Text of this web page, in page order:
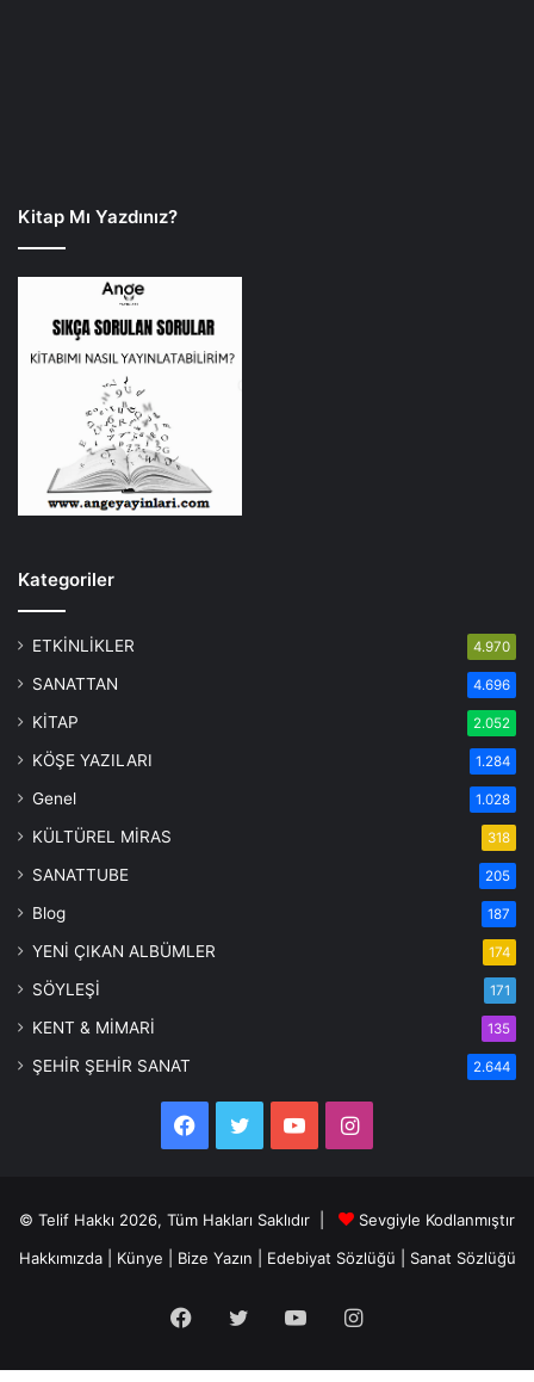
Kitap Mı Yazdınız?
Kategoriler
ETKİNLİKLER 4.970
SANATTAN 4.696
KİTAP 2.052
KÖŞE YAZILARI 1.284
Genel 1.028
KÜLTÜREL MİRAS 318
SANATTUBE 205
Blog 187
YENİ ÇIKAN ALBÜMLER 174
SÖYLEŞİ 171
KENT & MİMARİ 135
ŞEHİR ŞEHİR SANAT 2.644
Facebook
TwitterYouTubeInstagram
© Telif Hakkı 2026, Tüm Hakları Saklıdır |
Sevgiyle Kodlanmıştır
Hakkımızda| Künye Bize Yazın Edebiyat Sözlüğü Sanat Sözlüğü
Facebook
TwitterYouTubeInstagram